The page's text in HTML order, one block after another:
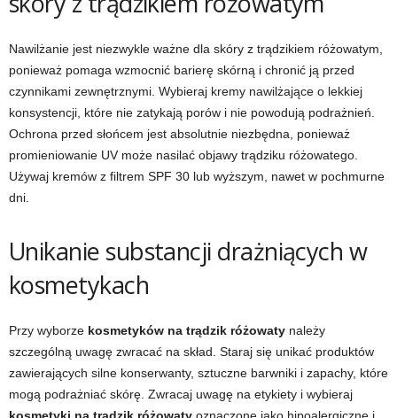
Nawilżanie jest niezwykle ważne dla skóry z trądzikiem różowatym,
ponieważ pomaga wzmocnić barierę skórną i chronić ją przed
czynnikami zewnętrznymi. Wybieraj kremy nawilżające o lekkiej
konsystencji, które nie zatykają porów i nie powodują podrażnień.
Ochrona przed słońcem jest absolutnie niezbędna, ponieważ
promieniowanie UV może nasilać objawy trądziku różowatego.
Używaj kremów z filtrem SPF 30 lub wyższym, nawet w pochmurne
dni.
Unikanie substancji drażniących w
kosmetykach
Przy wyborze kosmetyków na trądzik różowaty należy
szczególną uwagę zwracać na skład. Staraj się unikać produktów
zawierających silne konserwanty, sztuczne barwniki i zapachy, które
mogą podrażniać skórę. Zwracaj uwagę na etykiety i wybieraj